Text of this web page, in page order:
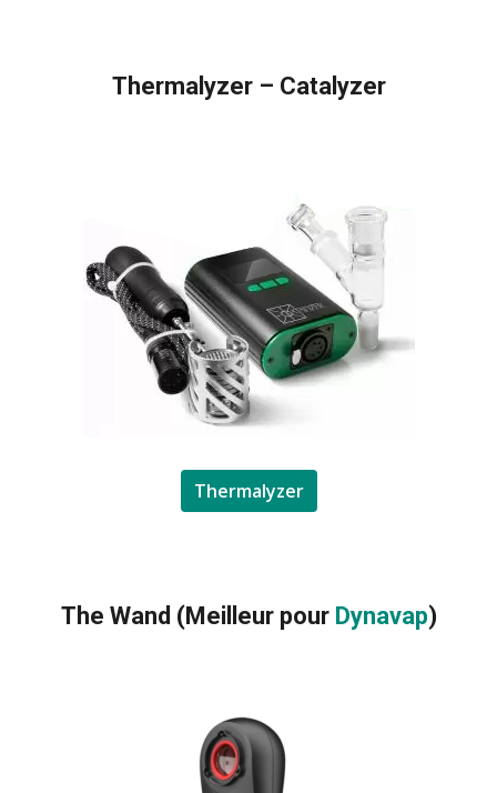
Thermalyzer – Catalyzer
Thermalyzer
The Wand (Meilleur pour Dynavap)